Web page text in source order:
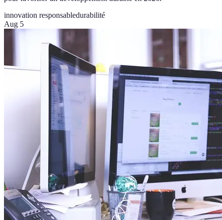
innovation responsabledurabilité
Aug 5